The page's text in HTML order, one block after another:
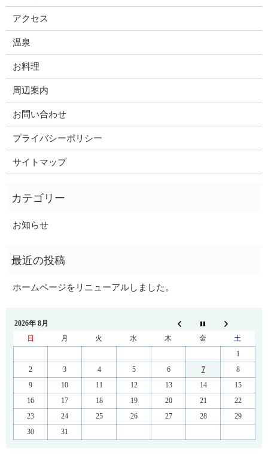
アクセス
温泉
お料理
周辺案内
お問い合わせ
プライバシーポリシー
サイトマップ
お知らせ
ホームページをリニューアルしました。
2026年 8月
日
月 火 水 木 金
土
1
2
3 4 5 6 7
8
9
10 11 12 13 14
15
16
17 18 19 20 21
22
23
24 25 26 27 28
29
30
31